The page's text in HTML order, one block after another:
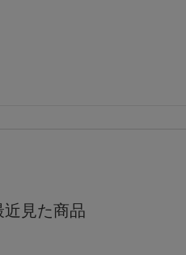
見た商品